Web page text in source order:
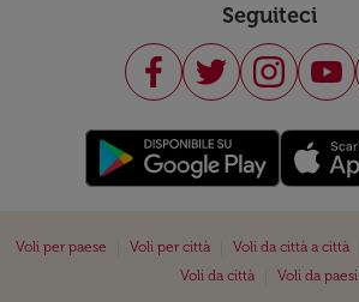
Seguiteci
Voli per paese Voli per città Voli da città a città
Voli da città
Voli da paesi